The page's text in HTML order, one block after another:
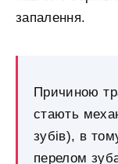
запалення.
Причиною
стають
зубів), в
перелом